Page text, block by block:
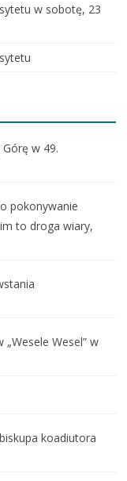
w sobotę, 23
w 49.
pokonywanie
to droga wiary,
Wesel” w
koadiutora